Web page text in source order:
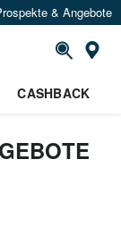
& Angebote
CASHBACK